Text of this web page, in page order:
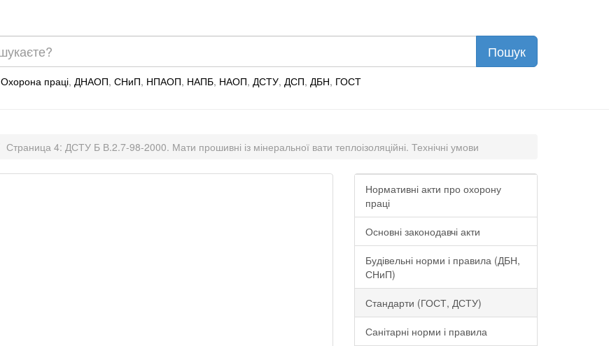
Охорона праці, ДНАОП, СНиП, НПАОП, НАПБ, НАОП, ДСТУ, ДСП, ДБН, ГОСТ
Страница 4: ДСТУ Б В.2.7-98-2000. Мати прошивні із мінеральної вати теплоізоляційні. Технічні умови
Нормативні акти про охорону
праці
Основні законодавчі акти
Будівельні норми і правила (ДБН,
СНиП)
Стандарти (ГОСТ, ДСТУ)
Санітарні норми і правила